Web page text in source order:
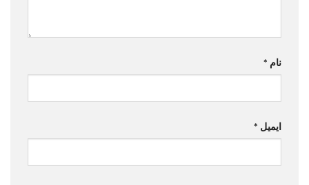
نام *
ایمیل *